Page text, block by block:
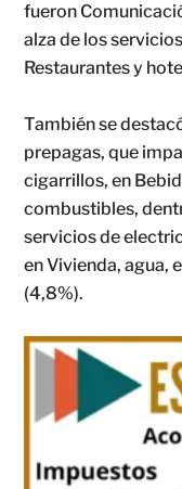
fueron
alza de los
Restaurantes y
También se
prepagas, que
cigarrillos, en
combustibles,
servicios de
en Vivienda, agua,
(4,8%).